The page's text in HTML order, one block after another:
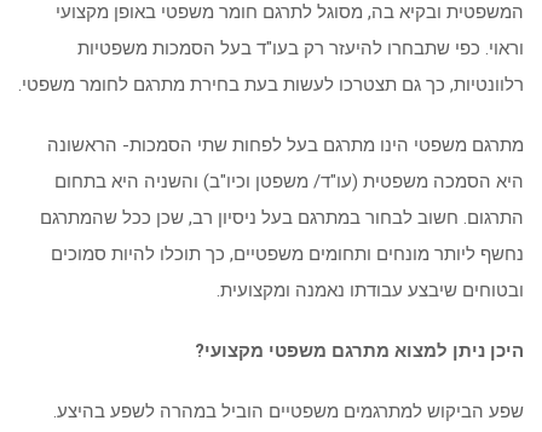
המשפטית ובקיא בה, מסוגל לתרגם חומר משפטי באופן מקצועי
וראוי. כפי שתבחרו להיעזר רק בעו"ד בעל הסמכות משפטיות
רלוונטיות, כך גם תצטרכו לעשות בעת בחירת מתרגם לחומר משפטי.
מתרגם משפטי הינו מתרגם בעל לפחות שתי הסמכות- הראשונה
היא הסמכה משפטית (עו"ד/ משפטן וכיו"ב) והשניה היא בתחום
התרגום. חשוב לבחור במתרגם בעל ניסיון רב, שכן ככל שהמתרגם
נחשף ליותר מונחים ותחומים משפטיים, כך תוכלו להיות סמוכים
ובטוחים שיבצע עבודתו נאמנה ומקצועית.
היכן ניתן למצוא מתרגם משפטי מקצועי?
שפע הביקוש למתרגמים משפטיים הוביל במהרה לשפע בהיצע.